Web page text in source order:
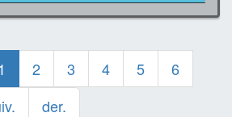
2 3 4 5
6
der.